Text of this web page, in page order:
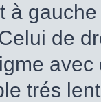
à
de
trés